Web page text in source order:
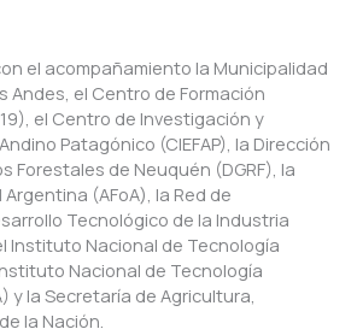
el acompañamiento la Municipalidad
Andes, el Centro de Formación
19), el Centro de Investigación y
Patagónico (CIEFAP), la Dirección
Forestales de Neuquén (DGRF), la
(AFoA), la Red de
Tecnológico de la Industria
Instituto Nacional de Tecnología
Nacional de Tecnología
y la Secretaría de Agricultura,
la Nación.